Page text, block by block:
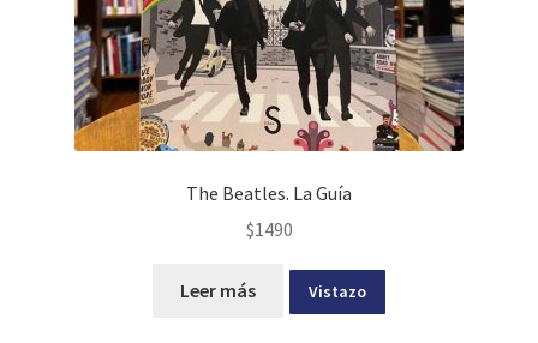
The Beatles. La Guía
$1490
Leer más Vistazo